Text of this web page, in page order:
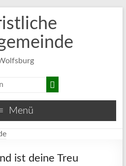
Menü
ist deine Treu